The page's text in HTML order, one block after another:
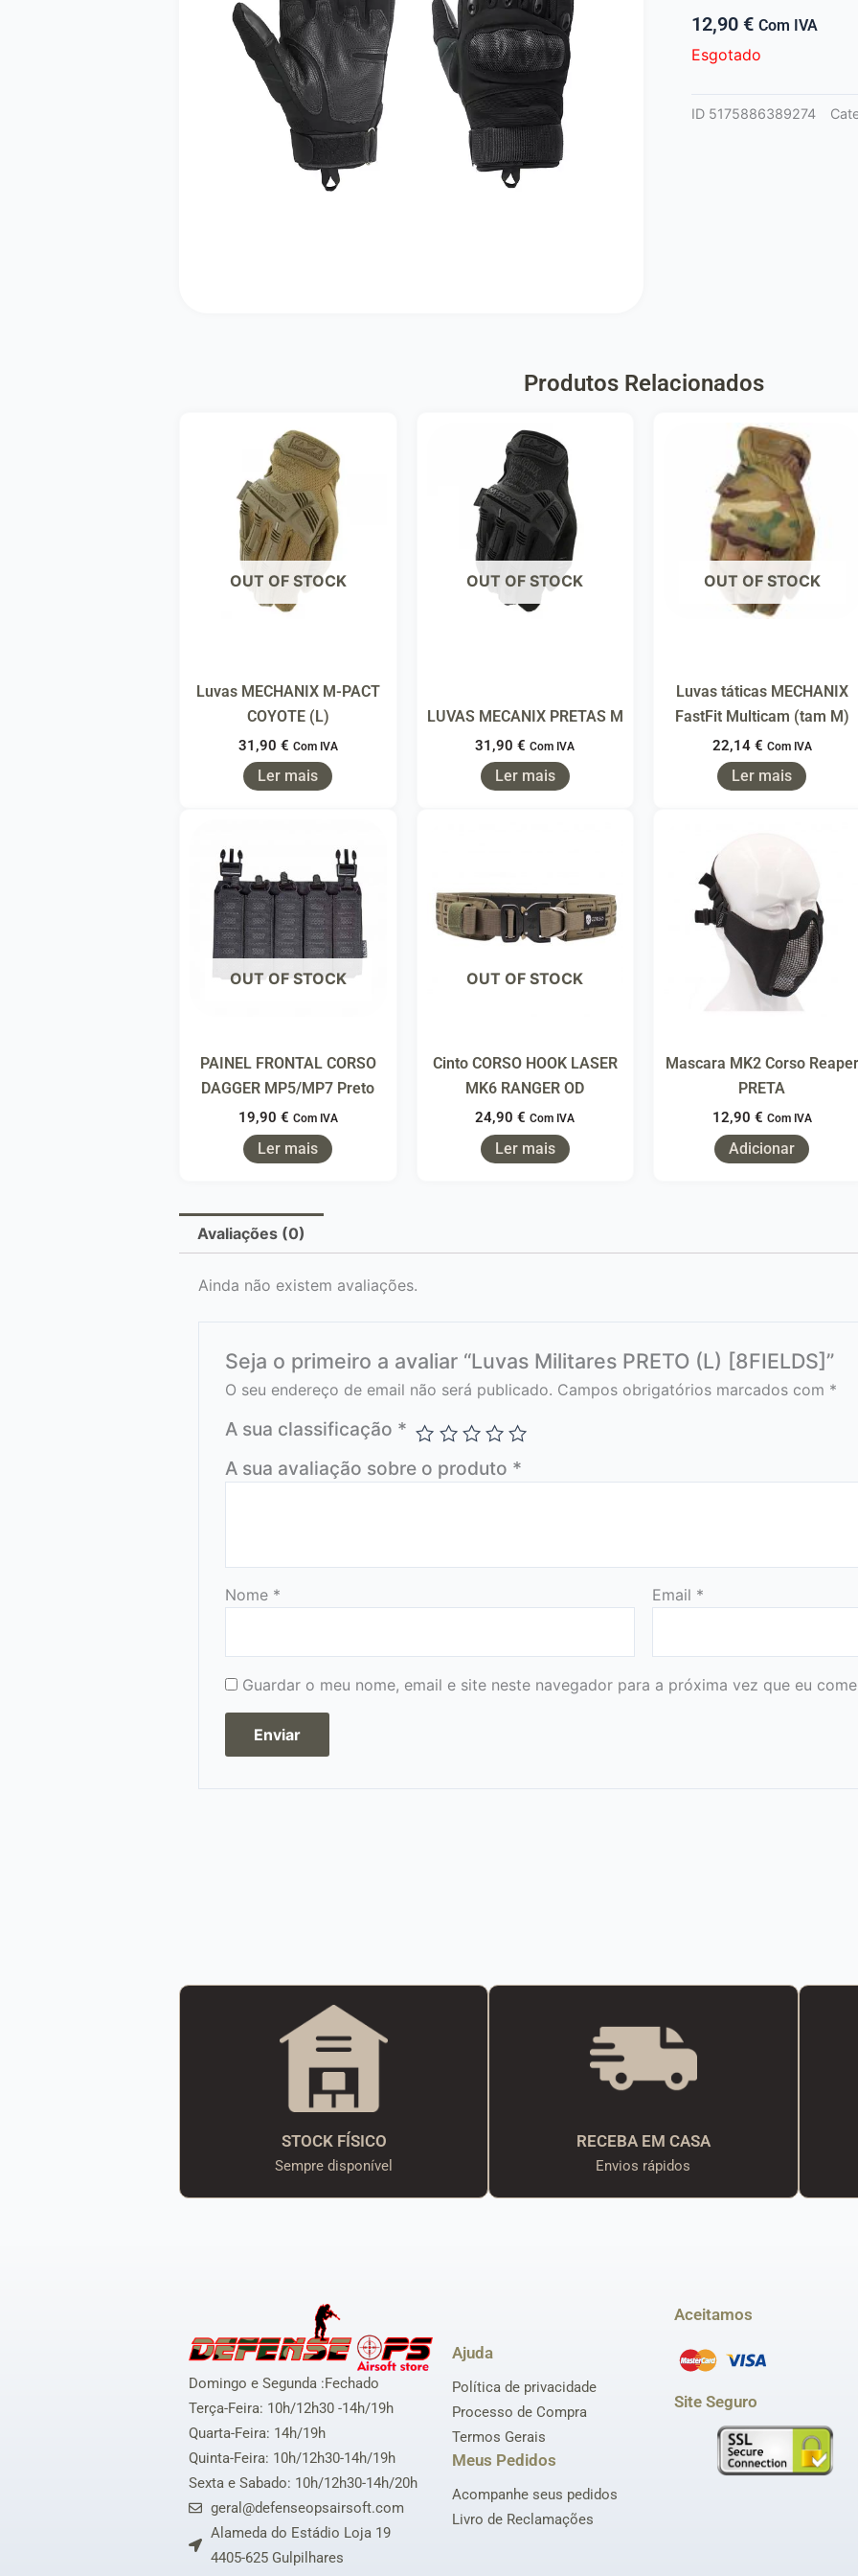
12,90 € Com IVA
Esgotado
ID 5175886389274
Produtos Relacionados
OUT OF STOCK
Luvas MECHANIX M-PACT
COYOTE (L)
31,90 € Com IVA
Ler mais
OUT OF STOCK
LUVAS MECANIX PRETAS M
31,90€ Com IVA
Ler mais
OUT OF STOCK
Luvas táticas MECHANIX
FastFit Multicam (tam M)
22,14 € Com IVA
Ler mais
OUT OF STOCK
PAINEL FRONTAL CORSO
DAGGER MP5/MP7 Preto
19,90 € Com IVA
Ler mais
OUT OF STOCK
Cinto CORSO HOOK LASER
MK6 RANGER OD
24,90€ Com IVA
Ler mais
Mascara MK2 Corso Reaper
PRETA
12,90 € Com IVA
Adicionar
Avaliações (0)
Ainda não existem avaliações.
Seja o primeiro a avaliar “Luvas Militares PRETO (L) [8FIELDS]”
O seu endereço de email não será publicado. Campos obrigatórios marcados com *
A sua classificação *
A sua avaliação sobre o produto *
Nome * Email *
Guardar o meu nome, email e site neste navegador para a próxima vez que eu
STOCK FÍSICO
Sempre disponível
RECEBA EM CASA
Envios rápidos
Domingo e Segunda :Fechado
Terça-Feira: 10h/12h30 -14h/19h
Quarta-Feira: 14h/19h
Quinta-Feira: 10h/12h30-14h/19h
Sexta e Sabado: 10h/12h30-14h/20h
geral@defenseopsairsoft.com
Alameda do Estádio Loja 19
4405-625 Gulpilhares
Ajuda
Política de privacidade
Processo de Compra
Termos Gerais
Meus Pedidos
Acompanhe seus pedidos
Livro de Reclamações
Aceitamos
Site Seguro